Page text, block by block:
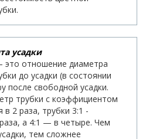
усадки
отношение диаметра
до усадки (в состоянии
после свободной усадки.
трубки с коэффициентом
в 2 раза, трубки 3:1 -
а 4:1 — в четыре. Чем
тем сложнее